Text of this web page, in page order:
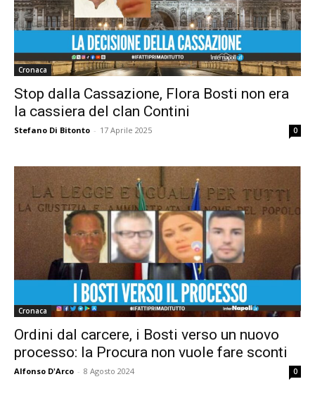
Cronaca
Stop dalla Cassazione, Flora Bosti non era
la cassiera del clan Contini
Stefano Di Bitonto - 17 Aprile 2025 0
Cronaca
Ordini dal carcere, i Bosti verso un nuovo
processo: la Procura non vuole fare sconti
Alfonso D'Arco - 8 Agosto 2024 0